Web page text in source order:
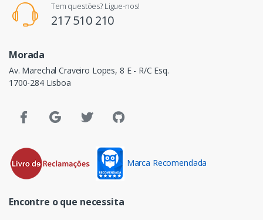
Tem questões? Ligue-nos!
217 510 210
Morada
Av. Marechal Craveiro Lopes, 8 E - R/C Esq.
1700-284 Lisboa
Marca Recomendada
Encontre o que necessita